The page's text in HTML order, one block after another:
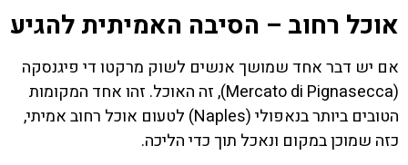
אוכל רחוב – הסיבה האמיתית להגיע
אם יש דבר אחד שמושך אנשים לשוק מרקטו די פיגנסקה
(Mercato di Pignasecca), זה האוכל. זהו אחד המקומות
הטובים ביותר בנאפולי (Naples) לטעום אוכל רחוב אמיתי,
כזה שמוכן במקום ונאכל תוך כדי הליכה.